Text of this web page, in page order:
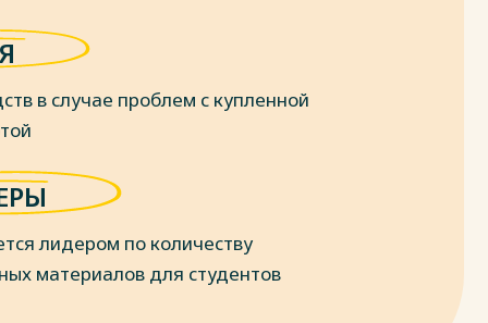
в случае проблем с купленной
лидером по количеству
материалов для студентов